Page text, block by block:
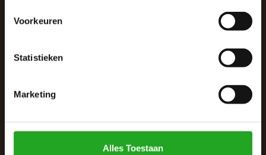
Voorkeuren
Statistieken
Marketing
Alles Toestaan
040 287 12 00